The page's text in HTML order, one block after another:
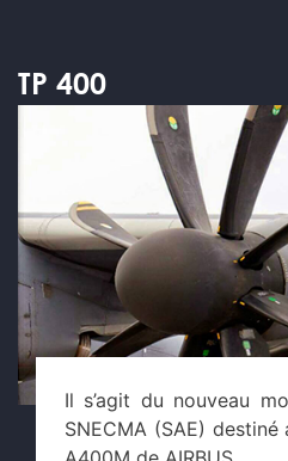
TP 400
Il s’agit du nouveau
SNECMA (SAE)